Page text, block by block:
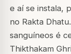
e aí se instala,
no Rakta
sanguíneos é
Thikthakam